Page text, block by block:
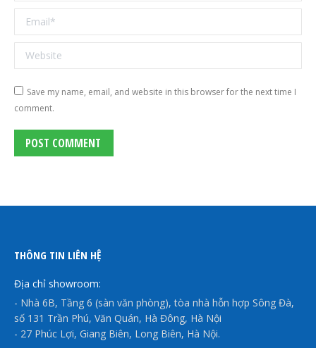
Email *
Website
Save my name, email, and website in this browser for the next time I
comment.
POST COMMENT
THÔNG TIN LIÊN HỆ
Địa chỉ showroom:
- Nhà 6B, Tầng 6 (sàn văn phòng), tòa nhà hỗn hợp Sông Đà,
số 131 Trần Phú, Văn Quán, Hà Đông, Hà Nội
- 27 Phúc Lợi, Giang Biên, Long Biên, Hà Nội.